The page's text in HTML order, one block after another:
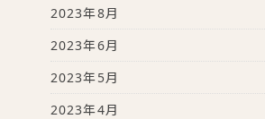
2023年8月
2023年6月
2023年5月
2023年4月